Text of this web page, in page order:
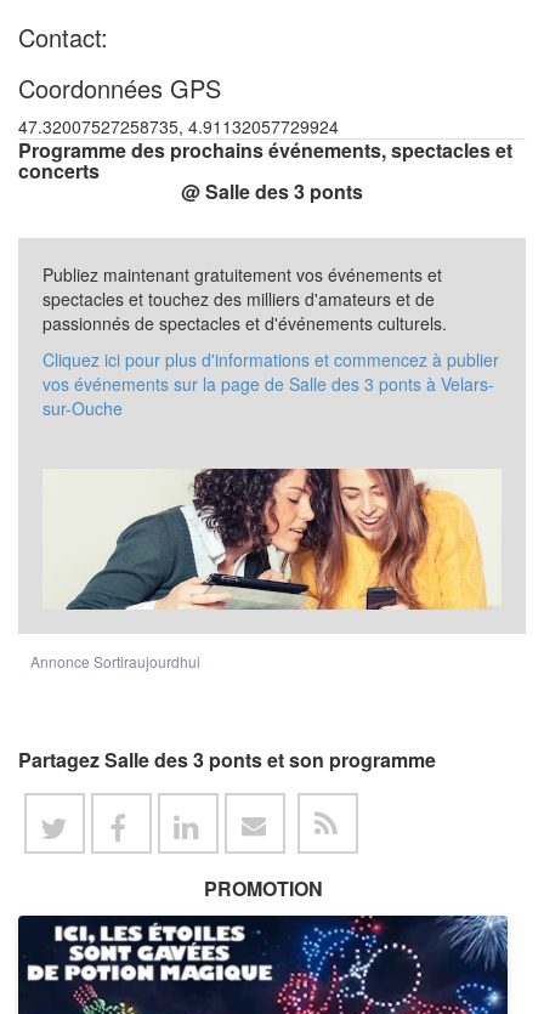
Contact:
Coordonnées GPS
47.32007527258735, 4.91132057729924
Programme des prochains événements, spectacles et
concerts
@ Salle des 3 ponts
Publiez maintenant gratuitement vos événements et
spectacles et touchez des milliers d'amateurs et de
passionnés de spectacles et d'événements culturels.
Cliquez ici pour plus d'informations et commencez à publier
vos événements sur la page de Salle des 3 ponts à Velars-
sur-Ouche
Annonce Sortiraujourdhui
Partagez Salle des 3 ponts et son programme
PROMOTION